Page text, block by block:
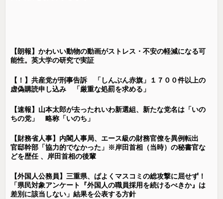
【朗報】かわいい動物の動画がストレス・不安の軽減になる可
能性。英大学の研究で実証
【！】共産党が刑事告訴 「しんぶん赤旗」１７００件以上の
虚偽購読申し込み 「厳重な処罰を求める」
【速報】山本太郎が去ったれいわ新選組、新たな党名は「いの
ちの党」 略称「いのち」
【財務省人事】内閣人事局、エース級の財務官僚を異例転出
官邸幹部「協力的でなかった」※岸田首相（当時）の秘書官な
どを歴任 、岸田首相の後輩
【外国人公務員】三重県、ぱよくマスコミの総攻撃に屈せず！
「県民対象アンケート『外国人の職員採用を続けるべきか』は
差別に該当しない」結果を公表する方針